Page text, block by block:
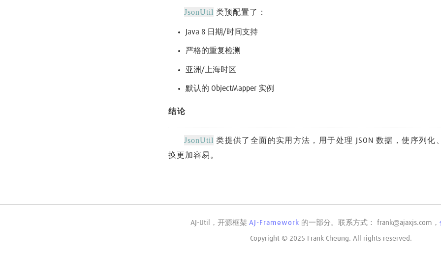
JsonUtil 类预配置了：
Java 8 日期/时间支持
严格的重复检测
亚洲/上海时区
默认的 ObjectMapper 实例
结论
JsonUtil 类提供了全面的实用方法，用于处理 JSON 数据，使序列化
换更加容易。
AJ-Util，开源框架 AJ-Framework 的一部分。联系方式： frank@ajaxjs.com，
Copyright © 2025 Frank Cheung. All rights reserved.